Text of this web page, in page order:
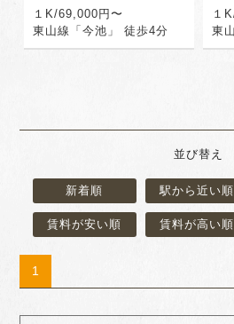
１K/69,000円〜
東山線「今池」 徒歩4分
１
東
並び替え
新着順 駅から近い順
賃料が安い順 賃料が高い順
1